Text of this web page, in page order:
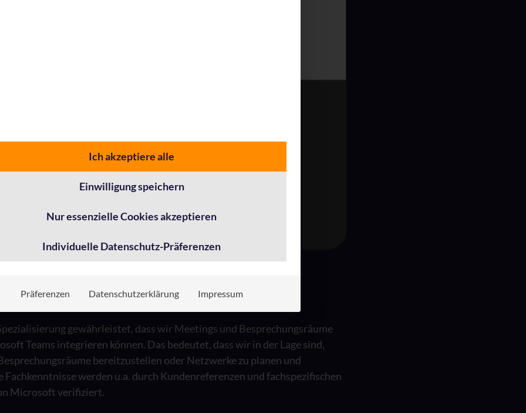
gewährleistet, dass wir Meetings und Besprechungsräume
Teams integrieren können. Das bedeutet, dass wir in der Lage sind,
bereitzustellen oder Netzwerke zu planen und
werden u.a. durch Kundenreferenzen und fachspezifischen
Microsoft verifiziert.
Ich akzeptiere alle
Einwilligung speichern
Nur essenzielle Cookies akzeptieren
Individuelle Datenschutz-Präferenzen
Präferenzen Datenschutzerklärung Impressum